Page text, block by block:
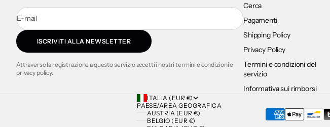
E-mail
ISCRIVITI ALLA NEWSLETTER
Attraverso la registrazione a questo servizio accetti i nostri termini e condizioni e
privacy policy.
Cerca
Pagamenti
Shipping Policy
Privacy Policy
Termini e condizioni del
servizio
Informativa sui rimborsi
ITALIA (EUR €)
PAESE/AREA GEOGRAFICA
AUSTRIA (EUR €)
BELGIO (EUR €)